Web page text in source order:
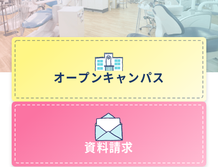
オープンキャンパス
資料請求